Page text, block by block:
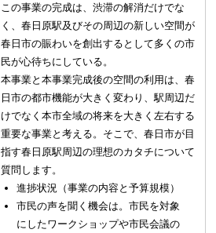
この事業の完成は、渋滞の解消だけでな
く、春日原駅及びその周辺の新しい空間が
春日市の賑わいを創出するとして多くの市
民が心待ちにしている。
本事業と本事業完成後の空間の利用は、春
日市の都市機能が大きく変わり、駅周辺だ
けでなく本市全域の将来を大きく左右する
重要な事業と考える。そこで、春日市が目
指す春日原駅周辺の理想のカタチについて
質問します。
進捗状況（事業の内容と予算規模）
市民の声を聞く機会は。市民を対象
にしたワークショップや市民会議の